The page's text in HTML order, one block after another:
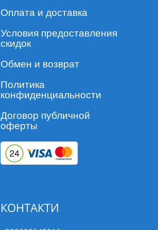
Оплата и доставка
Условия предоставления
скидок
Обмен и возврат
Политика
конфиденциальности
Договор публичной
оферты
КОНТАКТИ